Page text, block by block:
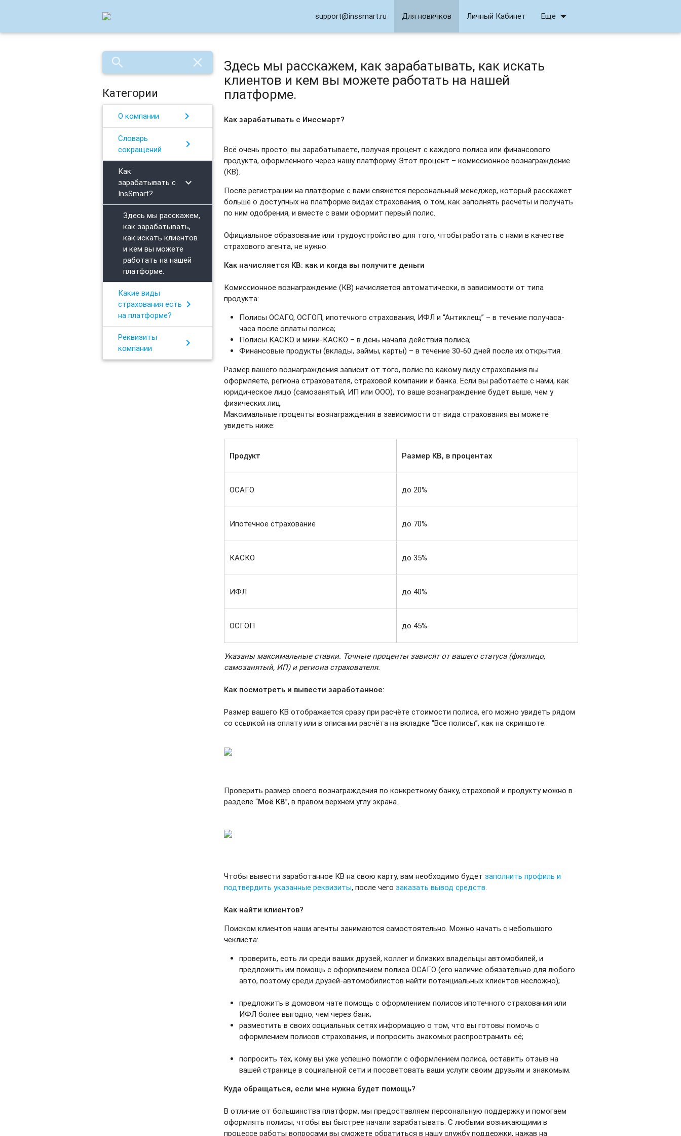
support@inssmart.ru Для новичков Личный Кабинет Еще arrow_drop_down
search close
Категории
О компании chevron_right
Словарь
сокращений
chevron_right
Как
зарабатывать с
InsSmart?
chevron_right
Здесь мы расскажем,
как зарабатывать,
как искать клиентов
и кем вы можете
работать на нашей
платформе.
Какие виды
страхования есть
на платформе?
chevron_right
Реквизиты
компании
chevron_right
Здесь мы расскажем, как зарабатывать, как искать
клиентов и кем вы можете работать на нашей
платформе.
Как зарабатывать с Инссмарт?
Всё очень просто: вы зарабатываете, получая процент с каждого полиса или финансового
продукта, оформленного через нашу платформу. Этот процент – комиссионное вознаграждение
(КВ).
После регистрации на платформе с вами свяжется персональный менеджер, который расскажет
больше о доступных на платформе видах страхования, о том, как заполнять расчёты и получать
по ним одобрения, и вместе с вами оформит первый полис.
Официальное образование или трудоустройство для того, чтобы работать с нами в качестве
страхового агента, не нужно.
Как начисляется КВ: как и когда вы получите деньги
Комиссионное вознаграждение (КВ) начисляется автоматически, в зависимости от типа
продукта:
Полисы ОСАГО, ОСГОП, ипотечного страхования, ИФЛ и “Антиклещ” – в течение получаса-
часа после оплаты полиса;
Полисы КАСКО и мини-КАСКО – в день начала действия полиса;
Финансовые продукты (вклады, займы, карты) – в течение 30-60 дней после их открытия.
Размер вашего вознаграждения зависит от того, полис по какому виду страхования вы
оформляете, региона страхователя, страховой компании и банка. Если вы работаете с нами, как
юридическое лицо (самозанятый, ИП или ООО), то ваше вознаграждение будет выше, чем у
физических лиц.
Максимальные проценты вознаграждения в зависимости от вида страхования вы можете
увидеть ниже:
Продукт Размер КВ, в процентах
ОСАГО до 20%
Ипотечное страхование до 70%
КАСКО до 35%
ИФЛ до 40%
ОСГОП до 45%
Указаны максимальные ставки. Точные проценты зависят от вашего статуса (физлицо,
самозанятый, ИП) и региона страхователя.
Как посмотреть и вывести заработанное:
Размер вашего КВ отображается сразу при расчёте стоимости полиса, его можно увидеть рядом
со ссылкой на оплату или в описании расчёта на вкладке “Все полисы”, как на скриншоте:
Проверить размер своего вознаграждения по конкретному банку, страховой и продукту можно в
разделе “Моё КВ”, в правом верхнем углу экрана.
Чтобы вывести заработанное КВ на свою карту, вам необходимо будетзаполнить профиль и
подтвердить указанные реквизиты, после чегозаказать вывод средств
Как найти клиентов?
Поиском клиентов наши агенты занимаются самостоятельно. Можно начать с небольшого
чеклиста:
проверить, есть ли среди ваших друзей, коллег и близких владельцы автомобилей, и
предложить им помощь с оформлением полиса ОСАГО (его наличие обязательно для любого
авто, поэтому среди друзей-автомобилистов найти потенциальных клиентов несложно);
предложить в домовом чате помощь с оформлением полисов ипотечного страхования или
ИФЛ более выгодно, чем через банк;
разместить в своих социальных сетях информацию о том, что вы готовы помочь с
оформлением полисов страхования, и попросить знакомых распространить её;
попросить тех, кому вы уже успешно помогли с оформлением полиса, оставить отзыв на
вашей странице в социальной сети и посоветовать ваши услуги своим друзьям и знакомым.
Куда обращаться, если мне нужна будет помощь?
В отличие от большинства платформ, мы предоставляем персональную поддержку и помогаем
оформлять полисы, чтобы вы быстрее начали зарабатывать. С любыми возникающими в
процессе работы вопросами вы сможете обратиться в нашу службу поддержки, нажав на